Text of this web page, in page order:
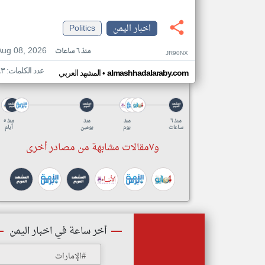
اخبار اليمن
Politics
08, 2026
منذ ٦ ساعات JR90NX
المشهد العربي• almashhadalaraby.com عدد الكلمات: ٨٣
منذ ٥
أيام
منذ
يومين
منذ
يوم
منذ ٦
ساعات
و٧مقالات مشابهة من مصادر أخرى
أخر ساعة في اخبار اليمن
#الإمارات